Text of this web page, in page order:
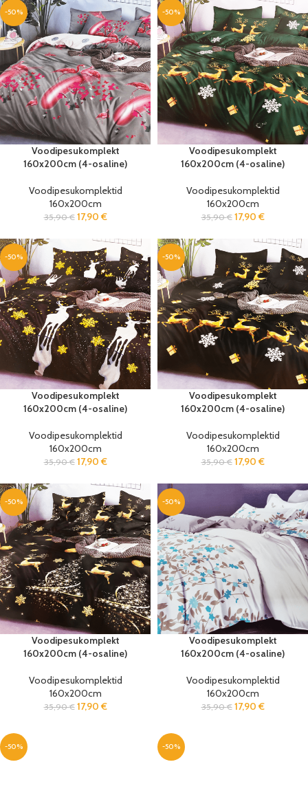
-50%
Voodipesukomplekt
160x200cm (4-osaline)
Voodipesukomplektid
160x200cm
35,90€ 17,90 €
-50%
Voodipesukomplekt
160x200cm (4-osaline)
Voodipesukomplektid
160x200cm
35,90€ 17,90 €
-50%
Voodipesukomplekt
160x200cm (4-osaline)
Voodipesukomplektid
160x200cm
35,90€ 17,90 €
-50%
Voodipesukomplekt
160x200cm (4-osaline)
Voodipesukomplektid
160x200cm
35,90€ 17,90 €
-50%
Voodipesukomplekt
160x200cm (4-osaline)
Voodipesukomplektid
160x200cm
35,90€ 17,90 €
-50%
Voodipesukomplekt
160x200cm (4-osaline)
Voodipesukomplektid
160x200cm
35,90€ 17,90 €
-50% -50%